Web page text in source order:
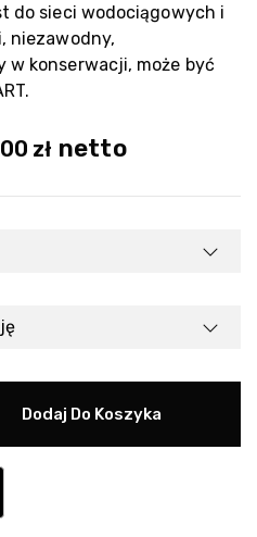
do sieci wodociągowych i
niezawodny,
w konserwacji, może być
zł netto
Dodaj Do Koszyka